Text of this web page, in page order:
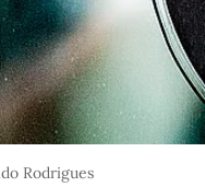
Rodrigues